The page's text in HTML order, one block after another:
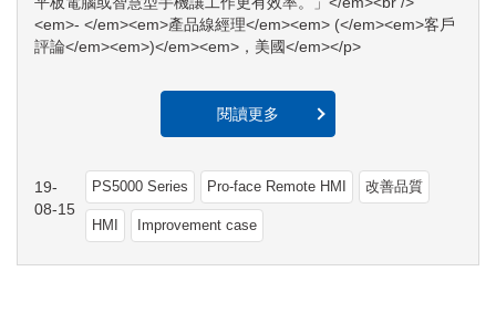
<em>- </em><em>產品線經理</em><em> (</em><em>客戶
評論</em><em>)</em><em>，美國</em></p>
閱讀更多
19-
08-15
PS5000 Series Pro-face Remote HMI 改善品質
HMI Improvement case